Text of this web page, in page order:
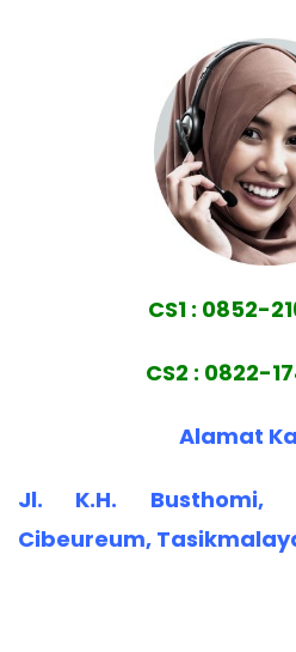
CS1 : 0852-
CS2 : 0822-
Alamat
Jl. K.H. Busthomi,
Cibeureum,